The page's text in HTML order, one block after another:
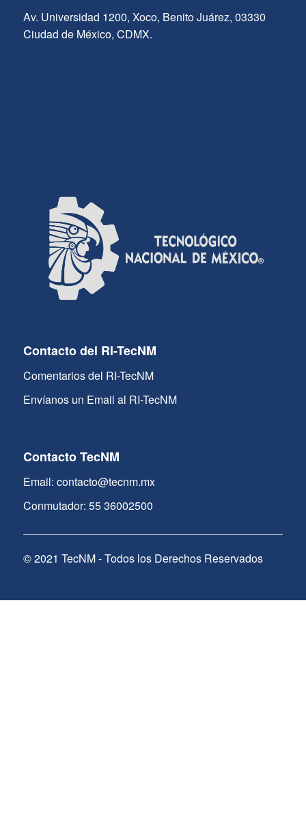
Av. Universidad 1200, Xoco, Benito Juárez, 03330
Ciudad de México, CDMX.
Contacto del RI-TecNM
Comentarios del RI-TecNM
Envíanos un Email al RI-TecNM
Contacto TecNM
Email: contacto@tecnm.mx
Conmutador: 55 36002500
© 2021 TecNM - Todos los Derechos Reservados